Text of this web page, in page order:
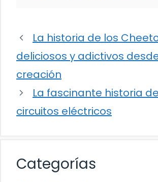
La historia de los
deliciosos y adictivos
creación
La fascinante historia
circuitos eléctricos
Categorías